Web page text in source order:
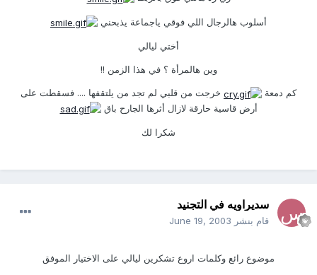
أسلوب هالرجال اللي فوقي ياجماعة يذبحني
أختي ليالي
وين هالمرأة ؟ في هذا الزمن !!
كم دمعة
خرجت من قلبي لم تجد من يلتقفها .... فسقطت على
أرض قاسية حارقة لازال أثرها الجارح باق
شكرا لك
سديراويه في التجنيد
قام بنشر June 19, 2003
موضوع رائع وكلمات اروع تشكرين ليالي على الاختيار الموفق